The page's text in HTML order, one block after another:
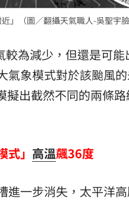
！ 10:30
（圖／翻攝天氣職人-吳聖宇臉
較為減少，但還是可
氣象模式對於該颱風
出截然不同的兩條
」 高溫飆36度
進一步消失，太平洋